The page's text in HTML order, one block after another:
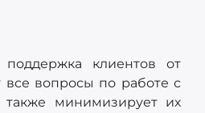
поддержка клиентов от
все вопросы по работе с
также минимизирует их